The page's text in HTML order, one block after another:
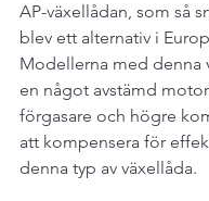
AP-växellådan, som så
blev ett alternativ i
Modellerna med denna
en något avstämd
förgasare och högre
att kompensera för
denna typ av växellåda.